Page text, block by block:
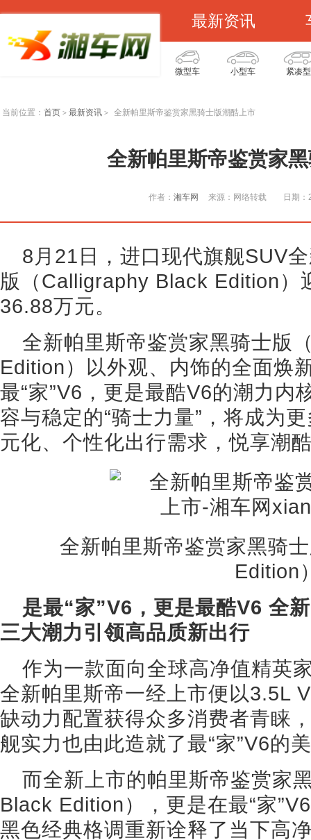
最新资讯
微型车 小型车 紧凑型
当前位置： 首页 > 最新资讯 > 全新帕里斯帝鉴赏家黑骑士版潮酷上市
全新帕里斯帝鉴赏家
作者： 湘车网 来源：网络转载 日期
8月21日，进口现代旗舰SUV
版（Calligraphy Black Edition）
36.88万元。
全新帕里斯帝鉴赏家黑骑士版
Edition）以外观、内饰的全面焕
最“家”V6，更是最酷V6的潮力内
容与稳定的“骑士力量”，将成为
元化、个性化出行需求，悦享潮
全新帕里斯帝鉴赏家黑骑
Edition
是最“家”V6，更是最酷V6 全
三大潮力引领高品质新出行
作为一款面向全球高净值精英
全新帕里斯帝一经上市便以3.5L
缺动力配置获得众多消费者青睐
舰实力也由此造就了最“家”V6的
而全新上市的帕里斯帝鉴赏家
Black Edition），更是在最“家
黑色经典格调重新诠释了当下高